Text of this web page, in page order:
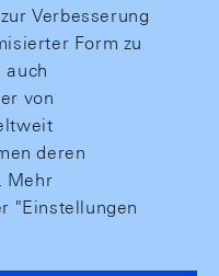
Verbesserung
Form zu
auch
von
deren
Mehr
"Einstellungen